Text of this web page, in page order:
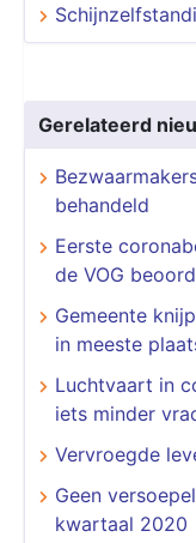
Gerelateerd
behandeld
Eerste
de VOG
Gemeente
in meeste
Luchtvaart in
iets minder
Vervroegde
Geen
kwartaal 2020